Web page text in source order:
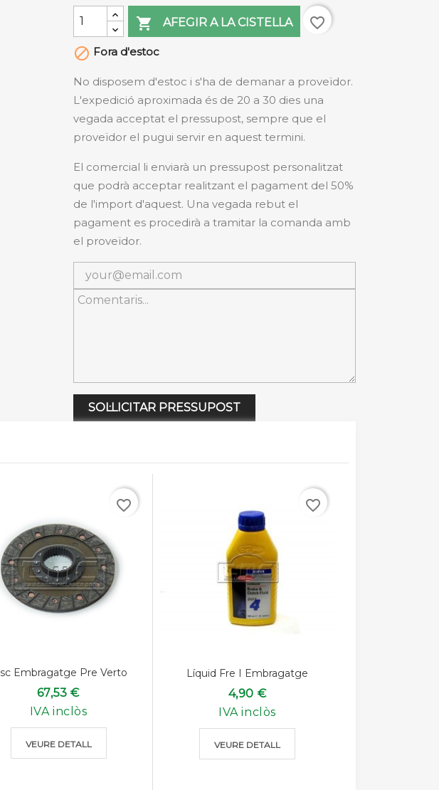
 AFEGIR A LA CISTELLA
favorite_border
 Fora d'estoc
No disposem d'estoc i s'ha de demanar a proveïdor.
L'expedició aproximada és de 20 a 30 dies una
vegada acceptat el pressupost, sempre que el
proveïdor el pugui servir en aquest termini.
El comercial li enviarà un pressupost personalitzat
que podrà acceptar realitzant el pagament del 50%
de l'import d'aquest. Una vegada rebut el
pagament es procedirà a tramitar la comanda amb
el proveïdor.
SOL·LICITAR PRESSUPOST
Embragatge Pre Verto
67,53 €
IVA inclòs
VEURE DETALL
favorite_border
Líquid Fre I Embragatge
4,90 €
IVA inclòs
VEURE DETALL
favorite_border